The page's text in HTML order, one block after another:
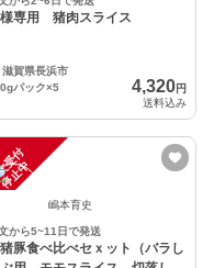
専用 猪肉スライス
滋賀県長浜市
パック×5
4,320円
送料込み
嶋本育史
から5~11日で発送
豚食べ比べセｘット（バラし